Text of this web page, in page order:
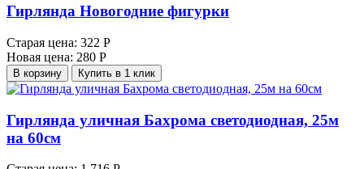
Гирлянда Новогодние фигурки
Старая цена: 322 Р
Новая цена: 280 Р
В корзину Купить в 1 клик
Гирлянда уличная Бахрома светодиодная, 25м
на 60см